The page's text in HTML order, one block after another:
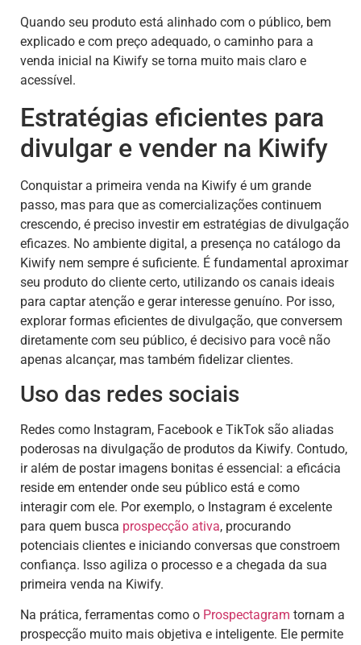
Quando seu produto está alinhado com o público, bem
explicado e com preço adequado, o caminho para a
venda inicial na Kiwify se torna muito mais claro e
acessível.
Estratégias eficientes para
divulgar e vender na Kiwify
Conquistar a primeira venda na Kiwify é um grande
passo, mas para que as comercializações continuem
crescendo, é preciso investir em estratégias de divulgação
eficazes. No ambiente digital, a presença no catálogo da
Kiwify nem sempre é suficiente. É fundamental aproximar
seu produto do cliente certo, utilizando os canais ideais
para captar atenção e gerar interesse genuíno. Por isso,
explorar formas eficientes de divulgação, que conversem
diretamente com seu público, é decisivo para você não
apenas alcançar, mas também fidelizar clientes.
Uso das redes sociais
Redes como Instagram, Facebook e TikTok são aliadas
poderosas na divulgação de produtos da Kiwify. Contudo,
ir além de postar imagens bonitas é essencial: a eficácia
reside em entender onde seu público está e como
interagir com ele. Por exemplo, o Instagram é excelente
para quem busca prospecção ativa, procurando
potenciais clientes e iniciando conversas que constroem
confiança. Isso agiliza o processo e a chegada da sua
primeira venda na Kiwify.
Na prática, ferramentas como o Prospectagram tornam a
prospecção muito mais objetiva e inteligente. Ele permite